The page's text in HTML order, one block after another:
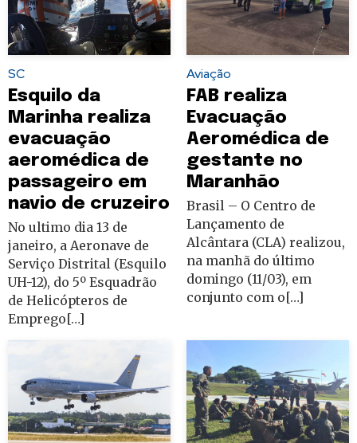
SC
Esquilo da
Marinha realiza
evacuação
aeromédica de
passageiro em
navio de cruzeiro
No ultimo dia 13 de
janeiro, a Aeronave de
Serviço Distrital (Esquilo
UH-12), do 5º Esquadrão
de Helicópteros de
Emprego[…]
Aviação
FAB realiza
Evacuação
Aeromédica de
gestante no
Maranhão
Brasil – O Centro de
Lançamento de
Alcântara (CLA) realizou,
na manhã do último
domingo (11/03), em
conjunto com o[…]